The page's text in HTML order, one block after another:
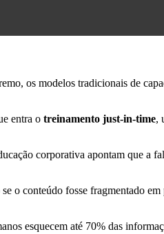
os modelos tradicionais de
entra o treinamento just-in-time,
corporativa apontam que a
o conteúdo fosse fragmentado
esquecem até 70% das